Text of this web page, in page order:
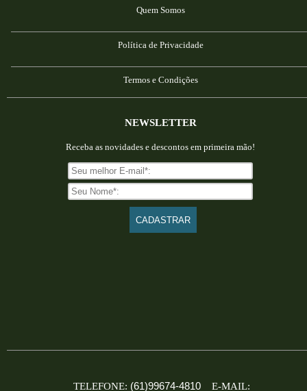
Quem Somos
Política de Privacidade
Termos e Condições
NEWSLETTER
Receba as novidades e descontos em primeira mão!
TELEFONE: (61)99674-4810 E-MAIL: